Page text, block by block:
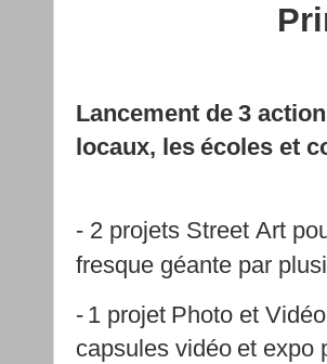
Lancement de 3
locaux, les écoles et
- 2 projets Street Art
fresque géante par
- 1 projet Photo et Vidéo
capsules vidéo et expo